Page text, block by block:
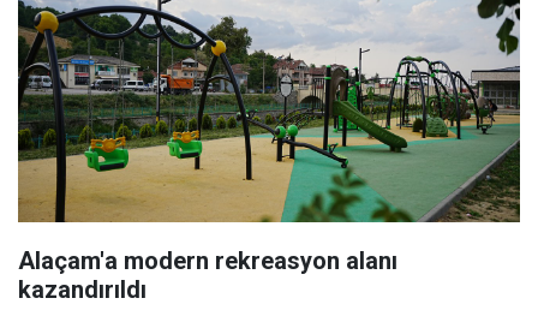
Alaçam'a modern rekreasyon alanı
kazandırıldı